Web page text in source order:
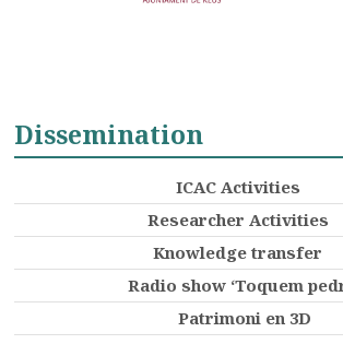
Dissemination
ICAC Activities
Researcher Activities
Knowledge transfer
Radio show ‘Toquem
Patrimoni en 3D